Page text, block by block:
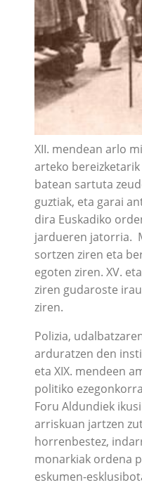
XII. mendean arlo
arteko
batean sartuta
guztiak, eta garai
dira Euskadiko
jardueren jatorria.
sortzen ziren eta
egoten ziren. XV.
ziren gudaroste
ziren.
Polizia,
arduratzen den
eta XIX. mendeen
politiko
Foru Aldundiek
arriskuan jartzen
horrenbestez,
monarkiak ordena
eskumen-